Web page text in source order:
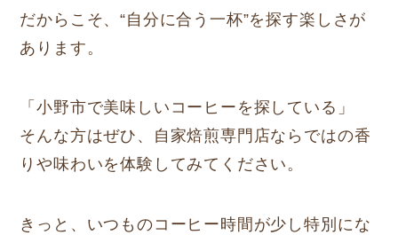
だからこそ、“自分に合う一杯”を探す楽しさが
あります。
「小野市で美味しいコーヒーを探している」
そんな方はぜひ、自家焙煎専門店ならではの香
りや味わいを体験してみてください。
きっと、いつものコーヒー時間が少し特別にな